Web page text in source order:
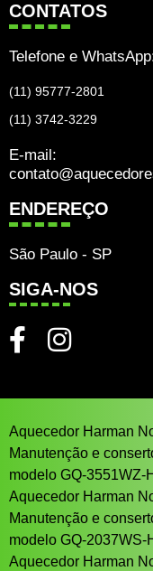
CONTATOS
Telefone e
(11) 95777-2801
(11) 3742-3229
E-mail:
ENDEREÇO
São Paulo - SP
SIGA-NOS
Aquecedor Harman
Manutenção e
modelo GQ-3551WZ-
Aquecedor Harman
Manutenção e
modelo GQ-2037WS-
Aquecedor Harman